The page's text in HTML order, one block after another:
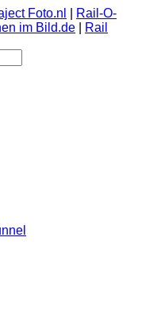
Foto.nl
Rail-O-
im Bild.de
Rail